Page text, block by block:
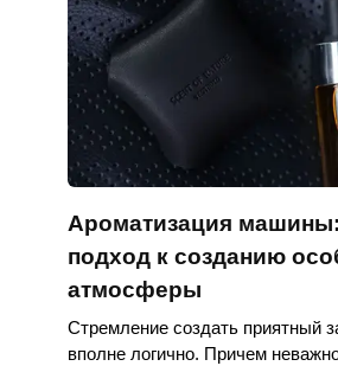
Ароматизация
подход к созданию
атмосферы
Стремление создать приятный
вполне логично. Причем